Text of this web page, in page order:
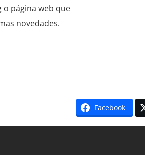
página web que
novedades.
Facebook